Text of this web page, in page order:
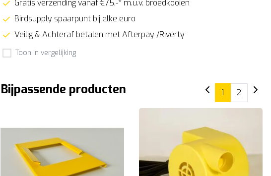
Gratis verzending vanaf €75,-* m.u.v. broedkooien
Birdsupply spaarpunt bij elke euro
Veilig & Achteraf betalen met Afterpay /Riverty
Toon in vergelijking
Bijpassende producten 1 2